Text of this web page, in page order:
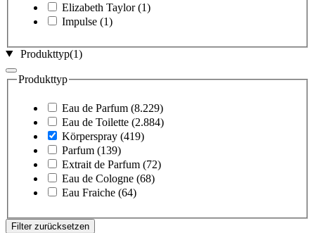
Elizabeth Taylor (1)
Impulse (1)
Produkttyp(1)
Produkttyp
Eau de Parfum (8.229)
Eau de Toilette (2.884)
Körperspray (419)
Parfum (139)
Extrait de Parfum (72)
Eau de Cologne (68)
Eau Fraiche (64)
Filter zurücksetzen